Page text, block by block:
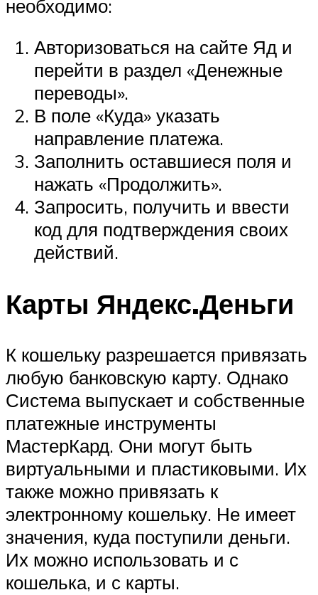
необходимо:
Авторизоваться на сайте Яд и
перейти в раздел «Денежные
переводы».
В поле «Куда» указать
направление платежа.
Заполнить оставшиеся поля и
нажать «Продолжить».
Запросить, получить и ввести
код для подтверждения своих
действий.
Карты Яндекс.Деньги
К кошельку разрешается привязать
любую банковскую карту. Однако
Система выпускает и собственные
платежные инструменты
МастерКард. Они могут быть
виртуальными и пластиковыми. Их
также можно привязать к
электронному кошельку. Не имеет
значения, куда поступили деньги.
Их можно использовать и с
кошелька, и с карты.